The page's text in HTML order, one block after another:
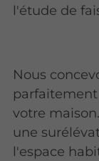
l'étude de
Nous
votre
une
l'espace